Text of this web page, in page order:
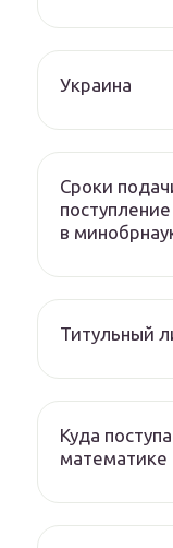
Украина
Сроки
в
Титульный
Куда
математике